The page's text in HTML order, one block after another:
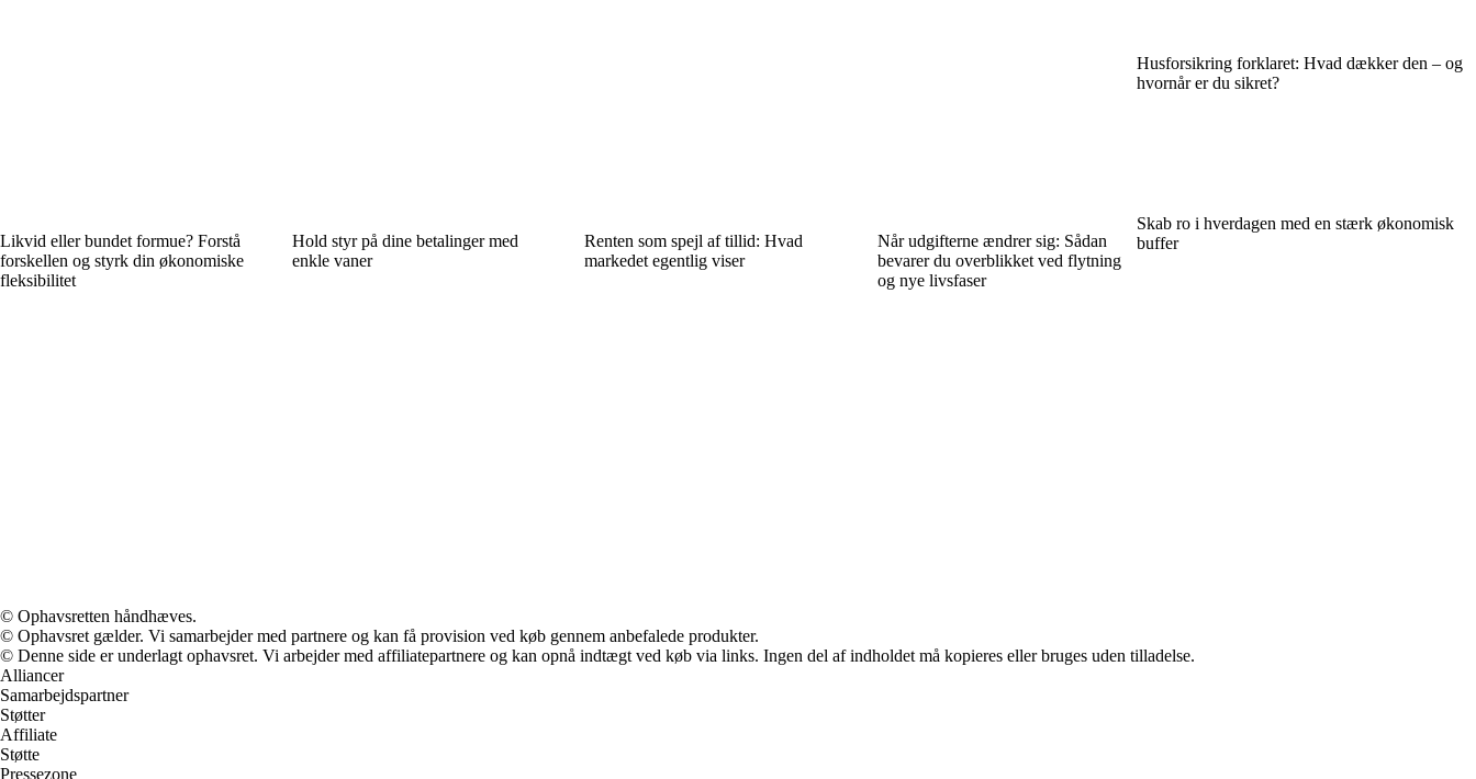
Likvid eller bundet formue? Forstå
forskellen og styrk din økonomiske
fleksibilitet
Hold styr på dine betalinger med
enkle vaner
Renten som spejl af tillid: Hvad
markedet egentlig viser
Når udgifterne ændrer sig: Sådan
bevarer du overblikket ved flytning
og nye livsfaser
Husforsikring forklaret: Hvad dækker den – og
hvornår er du sikret?
Skab ro i hverdagen med en stærk økonomisk
buffer
© Ophavsretten håndhæves.
© Ophavsret gælder. Vi samarbejder med partnere og kan få provision ved køb gennem anbefalede produkter.
© Denne side er underlagt ophavsret. Vi arbejder med affiliatepartnere og kan opnå indtægt ved køb via links. Ingen del af indholdet må kopieres eller bruges uden tilladelse.
Alliancer
Samarbejdspartner
Støtter
Affiliate
Støtte
Pressezone